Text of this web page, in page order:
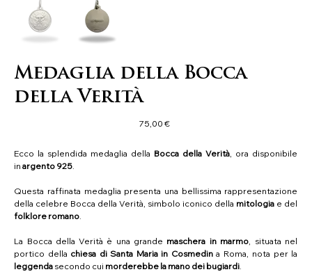
Medaglia della Bocca
della Verità
Precio
75,00 €
Ecco la splendida medaglia della Bocca della Verità, ora disponibile
inargento 925.
Questa raffinata medaglia presenta una bellissima rappresentazione
della celebre Bocca della Verità, simbolo iconico della mitologia e del
folklore romano.
La Bocca della Verità è una grande maschera in marmo, situata nel
portico della chiesa di Santa Maria in Cosmedina Roma, nota per la
leggenda secondo cui morderebbe la mano dei bugiardi.